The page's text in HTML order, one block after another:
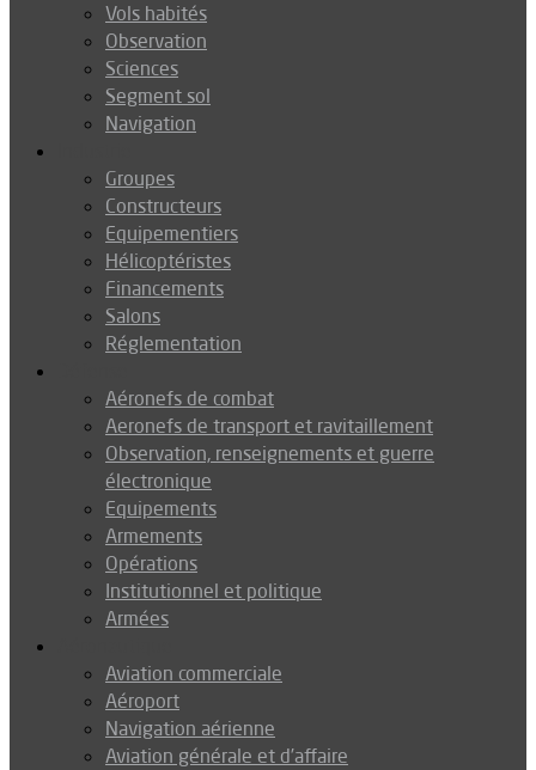
Vols habités
Observation
Sciences
Segment sol
Navigation
Groupes
Constructeurs
Equipementiers
Hélicoptéristes
Financements
Salons
Réglementation
Aéronefs de combat
Aeronefs de transport et ravitaillement
Observation, renseignements et guerre
électronique
Equipements
Armements
Opérations
Institutionnel et politique
Armées
Aviation commerciale
Aéroport
Navigation aérienne
Aviation générale et d’affaire